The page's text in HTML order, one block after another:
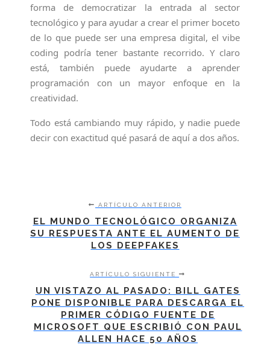
forma de democratizar la entrada al sector
tecnológico y para ayudar a crear el primer boceto
de lo que puede ser una empresa digital, el vibe
coding podría tener bastante recorrido. Y claro
está, también puede ayudarte a aprender
programación con un mayor enfoque en la
creatividad.
Todo está cambiando muy rápido, y nadie puede
decir con exactitud qué pasará de aquí a dos años.
ARTÍCULO ANTERIOR
EL MUNDO TECNOLÓGICO ORGANIZA
SU RESPUESTA ANTE EL AUMENTO DE
LOS DEEPFAKES
ARTÍCULO SIGUIENTE
UN VISTAZO AL PASADO: BILL GATES
PONE DISPONIBLE PARA DESCARGA EL
PRIMER CÓDIGO FUENTE DE
MICROSOFT QUE ESCRIBIÓ CON PAUL
ALLEN HACE 50 AÑOS